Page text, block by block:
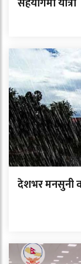
सहयोगमा यात्रा
देशभर मनसुनी